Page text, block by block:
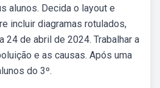
alunos. Decida o layout e
incluir diagramas rotulados,
24 de abril de 2024. Trabalhar a
e as causas. Após uma
do 3º.